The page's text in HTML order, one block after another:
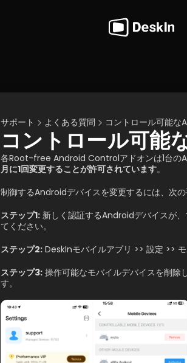
サポート よくある質問 コントロール可能
コントロール可能
各Root-free Android Controlアドオンは1台の
月に1回変更することが許可されています。
制御するAndroidデバイスを変更するには、次の
ステップ1: 新しく認証するAndroidデバイスが
てください。
ステップ2: DeskInモバイルアプリ >> 設定 >>
ステップ3: 操作可能なモバイルデバイスを削除
す。